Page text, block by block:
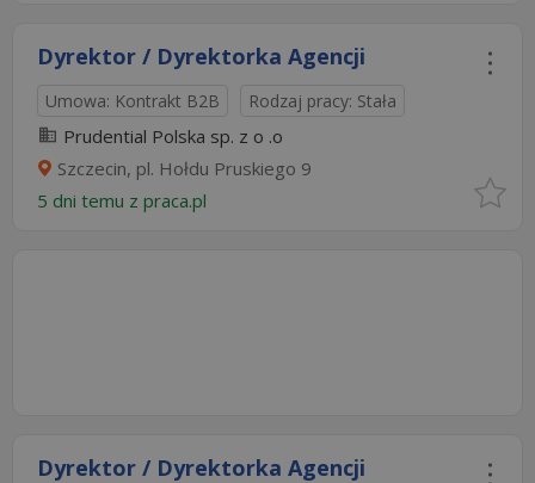
Dyrektor / Dyrektorka Agencji
Umowa: Kontrakt B2B Rodzaj pracy: Stała
Prudential Polska sp. z o .o
Szczecin, pl. Hołdu Pruskiego 9
5 dni temu z praca.pl
Dyrektor / Dyrektorka Agencji